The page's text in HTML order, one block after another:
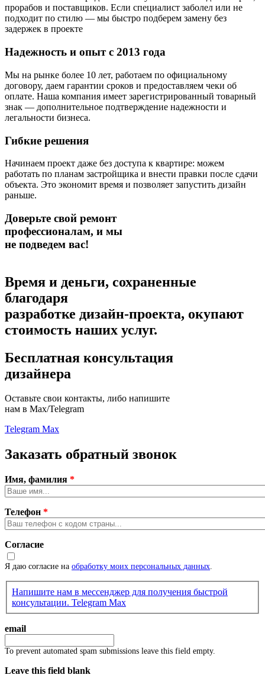
прорабов и поставщиков. Если специалист заболел или не
подходит по стилю — мы быстро подберем замену без
задержек в проекте
Надежность и опыт с 2013 года
Мы на рынке более 10 лет, работаем по официальному
договору, даем гарантии сроков и предоставляем чеки об
оплате. Наша компания имеет зарегистрированный товарный
знак — дополнительное подтверждение надежности и
легальности бизнеса.
Гибкие решения
Начинаем проект даже без доступа к квартире: можем
работать по планам застройщика и внести правки после сдачи
объекта. Это экономит время и позволяет запустить дизайн
раньше.
Доверьте свой ремонт
профессионалам, и мы
не подведем вас!
Время и деньги, сохраненные
благодаря
разработке дизайн-проекта, окупают
стоимость наших услуг.
Бесплатная консультация
дизайнера
Оставьте свои контакты, либо напишите
нам в Max/Telegram
Telegram Max
Заказать обратный звонок
Имя, фамилия *
Телефон *
Согласие
Я даю согласие на обработку моих персональных данных.
Напишите нам в мессенджер для получения быстрой
консультации. Telegram Max
email
To prevent automated spam submissions leave this field empty.
Leave this field blank